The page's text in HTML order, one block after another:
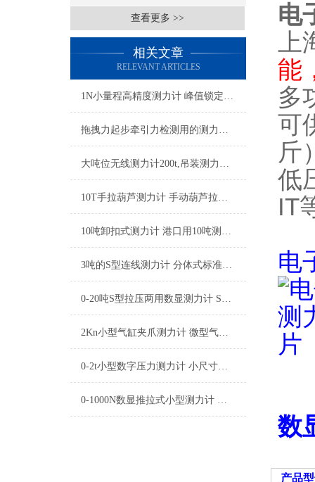
查看更多 >>
相关文章
RELEVANT ARTICLES
1N小量程高精度测力计 峰值锁定高精度测力计 自动保存数据测力计厂家
拖拽力起步牵引力检测用的测力计 便携式牵引力拉力计0-100吨
大吨位无线测力计200t,吊装测力计,起重拉力测试大屏幕测力计
10T手拉葫芦测力计 手动葫芦拉力测量仪 倒链拉力测试仪厂家
10吨卸扣式测力计 港口用10吨测力计 10吨数显测力计品牌
3吨的S型连线测力计 分体式标准测力计 标准型有线测力计厂家
0-20吨S型拉压两用数显测力计 S型双向数字拉力测试仪厂家
2Kn小型气缸夹爪测力计 微型气缸夹钳测力仪 小型夹钳压力测量仪厂家
0-2t小型数字压力测力计 小尺寸压力测力计传感器厂家
0-1000N数显推拉式小型测力计 手持推拉式便携测力计厂家
电
上
能
多
可
斤
低
IT
电
数
产品